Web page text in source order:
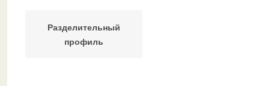
Разделительный
профиль